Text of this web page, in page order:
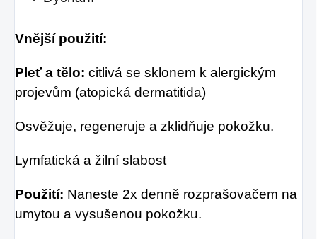
Vnější použití:
Pleť a tělo: citlivá se sklonem k alergickým
projevům (atopická dermatitida)
Osvěžuje, regeneruje a zklidňuje pokožku.
Lymfatická a žilní slabost
Použití: Naneste 2x denně rozprašovačem na
umytou a vysušenou pokožku.